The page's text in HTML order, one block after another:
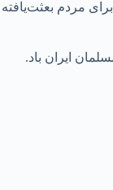
مردم
ایران باد.